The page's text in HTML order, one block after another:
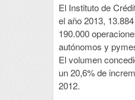
El Instituto de
el año 2013,
190.000
autónomos y
El volumen
un 20,6% de
2012.